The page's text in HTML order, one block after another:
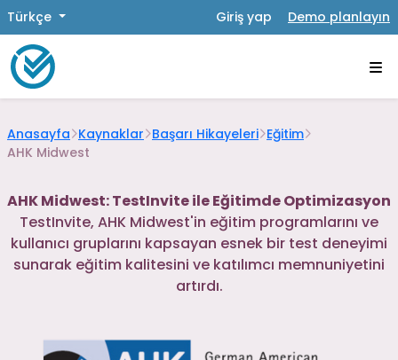
Türkçe Giriş yap Demo planlayın
Anasayfa Kaynaklar Başarı Hikayeleri Eğitim
AHK Midwest
AHK Midwest: TestInvite ile Eğitimde Optimizasyon
TestInvite, AHK Midwest'in eğitim programlarını ve
kullanıcı gruplarını kapsayan esnek bir test deneyimi
sunarak eğitim kalitesini ve katılımcı memnuniyetini
artırdı.